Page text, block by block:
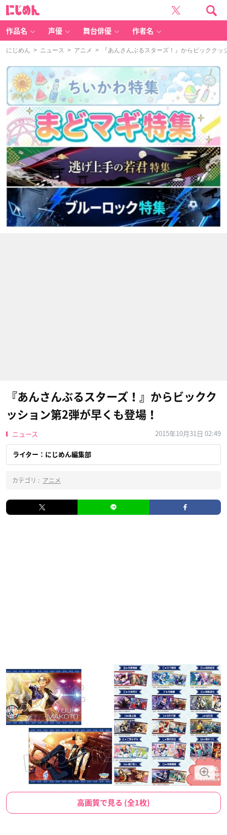
作品名 声優 舞台俳優 作者名
にじめん > ニュース > アニメ > 『あんさんぶるスターズ！』からビッククッ
『あんさんぶるスターズ！』からビックク
ッション第2弾が早くも登場！
ニュース 2015年10月31日 02:49
ライター：にじめん編集部
カテゴリ : アニメ
高画質で見る (全1枚)